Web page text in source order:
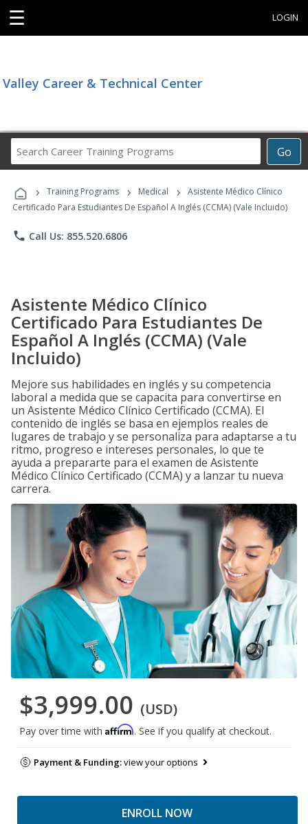
☰ LOGIN
Valley Career & Technical Center
Go
Career
Programs
› Training Programs › Medical ›
Asistente Médico Clínico
Certificado Para Estudiantes De Español A Inglés (CCMA) (Vale Incluido)
phone Call Us: 855.520.6806
Asistente Médico Clínico
Certificado Para Estudiantes De
Español A Inglés (CCMA) (Vale
Incluido)
Mejore sus habilidades en inglés y su competencia
laboral a medida que se capacita para convertirse en
un Asistente Médico Clínico Certificado (CCMA). El
contenido de inglés se basa en ejemplos reales de
lugares de trabajo y se personaliza para adaptarse a tu
ritmo, progreso e intereses personales, lo que te
ayuda a prepararte para el examen de Asistente
Médico Clínico Certificado (CCMA) y a lanzar tu nueva
carrera.
$3,999.00 (USD)
Pay over time with Affirm. See if you qualify at checkout.
Payment & Funding:view your options
ENROLL NOW